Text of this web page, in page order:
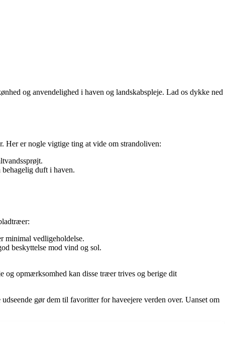
og anvendelighed i haven og landskabspleje. Lad os dykke ned
Her er nogle vigtige ting at vide om strandoliven:
duft i haven.
minimal vedligeholdelse.
beskyttelse mod vind og sol.
og opmærksomhed kan disse træer trives og berige dit
gør dem til favoritter for haveejere verden over. Uanset om